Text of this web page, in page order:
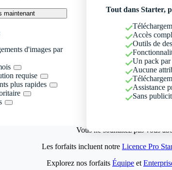
maintenant
d'images par
requise
plus rapides
Tout dans Starter,
Accès
Outils de
Un pack par
Aucune
Assistance
Sans
Vous ne souhaitez pas vous
Les forfaits incluent notre Licence Pro
Explorez nos forfaits Équipe et